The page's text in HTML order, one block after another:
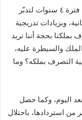
وأضافت “أعطى القانون الجديد المستأجرين فترة ٤ سنوات لتدبّر
وبزيادات تدريجية
بملكنا بحجة أننا نريد
والسيطرة عليه،
التصرف بملكه؟ وما
اليوم، وكما حصل
من استردادها، باحتلال